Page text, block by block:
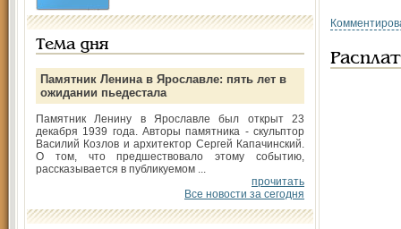
Тема дня
Памятник Ленина в Ярославле: пять лет в
ожидании пьедестала
Памятник Ленину в Ярославле был открыт 23
декабря 1939 года. Авторы памятника - скульптор
Василий Козлов и архитектор Сергей Капачинский.
О том, что предшествовало этому событию,
рассказывается в публикуемом ...
прочитать
Все новости за сегодня